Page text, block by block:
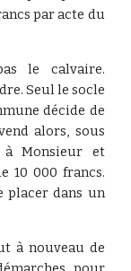
par acte du
le calvaire.
Seul le socle
décide de
alors, sous
à Monsieur et
10 000 francs.
placer dans un
à nouveau de